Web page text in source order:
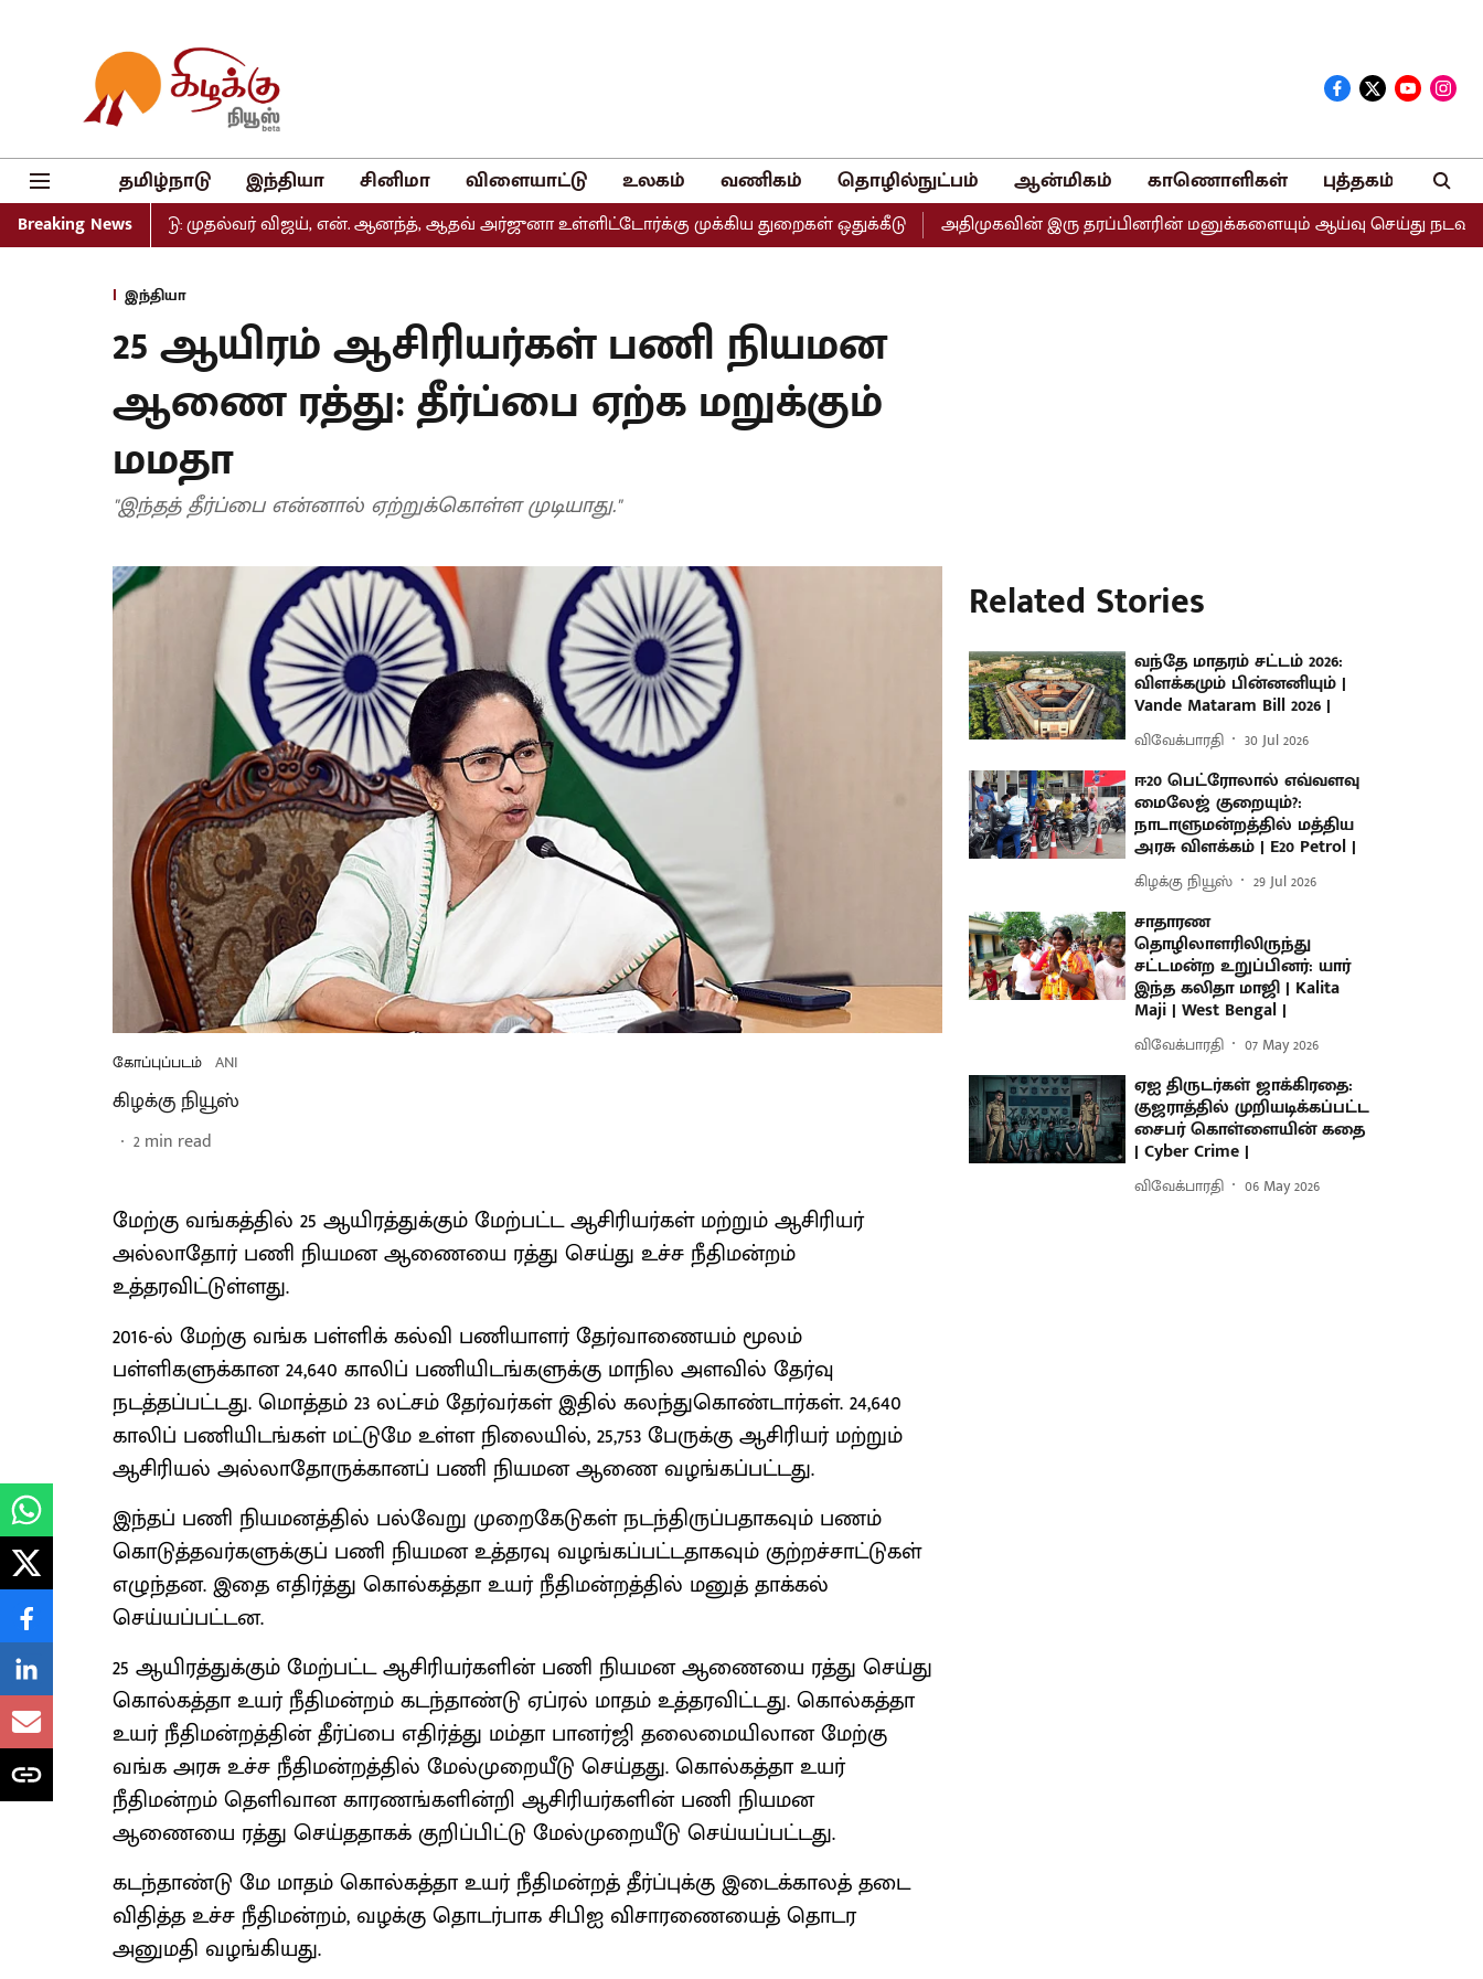
தமிழ்நாடு இந்தியா சினிமா விளையாட்டு உலகம் வணிகம் தொழில்நுட்பம் ஆன்மிகம் காணொளிகள் புத்தகம்
Breaking News
வெளியீடு: முதல்வர் விஜய், என். ஆனந்த், ஆதவ் அர்ஜுனா உள்ளிட்டோர்க்கு முக்கிய துறைகள் ஒதுக்கீடு அதிமுகவின் இரு தரப்பினரின் மனுக்களையும் ஆய்வு செய்து நடவடிக்கை
இந்தியா
25 ஆயிரம் ஆசிரியர்கள் பணி நியமன
ஆணை ரத்து: தீர்ப்பை ஏற்க மறுக்கும்
மமதா
"இந்தத் தீர்ப்பை என்னால் ஏற்றுக்கொள்ள முடியாது."
கோப்புப்படம் ANI
கிழக்கு நியூஸ்
2min read
மேற்கு வங்கத்தில் 25 ஆயிரத்துக்கும் மேற்பட்ட ஆசிரியர்கள் மற்றும் ஆசிரியர்
அல்லாதோர் பணி நியமன ஆணையை ரத்து செய்து உச்ச நீதிமன்றம்
உத்தரவிட்டுள்ளது.
2016-ல் மேற்கு வங்க பள்ளிக் கல்வி பணியாளர் தேர்வாணையம் மூலம்
பள்ளிகளுக்கான 24,640 காலிப் பணியிடங்களுக்கு மாநில அளவில் தேர்வு
நடத்தப்பட்டது. மொத்தம் 23 லட்சம் தேர்வர்கள் இதில் கலந்துகொண்டார்கள். 24,640
காலிப் பணியிடங்கள் மட்டுமே உள்ள நிலையில், 25,753 பேருக்கு ஆசிரியர் மற்றும்
ஆசிரியல் அல்லாதோருக்கானப் பணி நியமன ஆணை வழங்கப்பட்டது.
இந்தப் பணி நியமனத்தில் பல்வேறு முறைகேடுகள் நடந்திருப்பதாகவும் பணம்
கொடுத்தவர்களுக்குப் பணி நியமன உத்தரவு வழங்கப்பட்டதாகவும் குற்றச்சாட்டுகள்
எழுந்தன. இதை எதிர்த்து கொல்கத்தா உயர் நீதிமன்றத்தில் மனுத் தாக்கல்
செய்யப்பட்டன.
25 ஆயிரத்துக்கும் மேற்பட்ட ஆசிரியர்களின் பணி நியமன ஆணையை ரத்து செய்து
கொல்கத்தா உயர் நீதிமன்றம் கடந்தாண்டு ஏப்ரல் மாதம் உத்தரவிட்டது. கொல்கத்தா
உயர் நீதிமன்றத்தின் தீர்ப்பை எதிர்த்து மம்தா பானர்ஜி தலைமையிலான மேற்கு
வங்க அரசு உச்ச நீதிமன்றத்தில் மேல்முறையீடு செய்தது. கொல்கத்தா உயர்
நீதிமன்றம் தெளிவான காரணங்களின்றி ஆசிரியர்களின் பணி நியமன
ஆணையை ரத்து செய்ததாகக் குறிப்பிட்டு மேல்முறையீடு செய்யப்பட்டது.
கடந்தாண்டு மே மாதம் கொல்கத்தா உயர் நீதிமன்றத் தீர்ப்புக்கு இடைக்காலத் தடை
விதித்த உச்ச நீதிமன்றம், வழக்கு தொடர்பாக சிபிஐ விசாரணையைத் தொடர
அனுமதி வழங்கியது.
Related Stories
வந்தே மாதரம் சட்டம் 2026:
விளக்கமும் பின்னனியும் |
Vande Mataram Bill 2026 |
விவேக்பாரதி 30 Jul 2026
ஈ20 பெட்ரோலால் எவ்வளவு
மைலேஜ் குறையும்?:
நாடாளுமன்றத்தில் மத்திய
அரசு விளக்கம் | E20 Petrol |
கிழக்கு நியூஸ் 29 Jul 2026
சாதாரண
தொழிலாளரிலிருந்து
சட்டமன்ற உறுப்பினர்: யார்
இந்த கலிதா மாஜி | Kalita
Maji | West Bengal |
விவேக்பாரதி 07 May 2026
ஏஐ திருடர்கள் ஜாக்கிரதை:
குஜராத்தில் முறியடிக்கப்பட்ட
சைபர் கொள்ளையின் கதை
| Cyber Crime |
விவேக்பாரதி 06 May 2026